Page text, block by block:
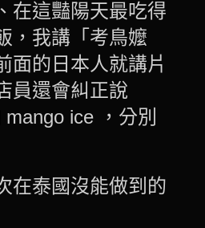
在這豔陽天最吃得
，我講「考鳥嬤
面的日本人就講片
員還會糾正說
ice ，分別
在泰國沒能做到的